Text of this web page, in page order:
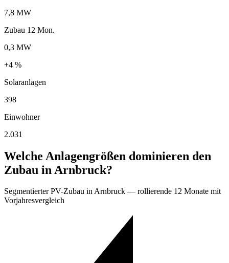
7,8 MW
Zubau 12 Mon.
0,3 MW
+4 %
Solaranlagen
398
Einwohner
2.031
Welche Anlagengrößen dominieren den
Zubau in Arnbruck?
Segmentierter PV-Zubau in Arnbruck — rollierende 12 Monate mit
Vorjahresvergleich